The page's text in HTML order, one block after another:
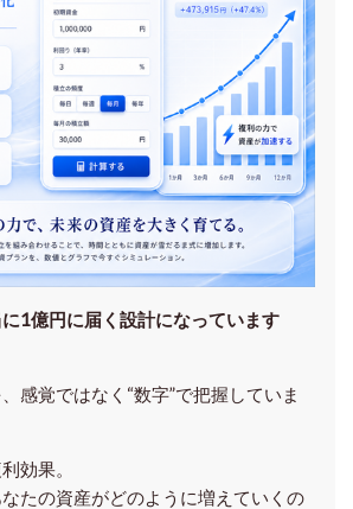
に1億円に届く設計になっています
感覚ではなく“数字”で把握していま
効果。
たの資産がどのように増えていくの